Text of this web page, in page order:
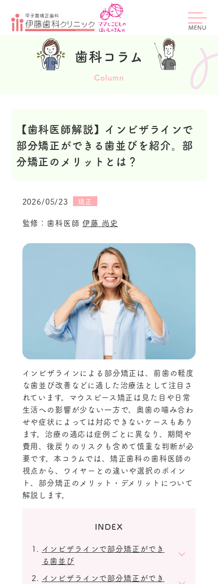
歯科コラム
Column
【歯科医師解説】インビザラインで
部分矯正ができる歯並びを紹介。部
分矯正のメリットとは？
2026/05/23 矯正
監修：歯科医師 伊藤 尚史
インビザラインによる部分矯正は、前歯の軽度
な歯並び改善などに適した治療法として注目さ
れています。マウスピース矯正は見た目や日常
生活への影響が少ない一方で、奥歯の噛み合わ
せや症状によっては対応できないケースもあり
ます。治療の適応は症例ごとに異なり、期間や
費用、後戻りのリスクも含めて慎重な判断が必
要です。本コラムでは、矯正歯科の歯科医師の
視点から、ワイヤーとの違いや選択のポイン
ト、部分矯正のメリット・デメリットについて
解説します。
INDEX
インビザラインで部分矯正ができ
る歯並び
インビザラインで部分矯正ができ